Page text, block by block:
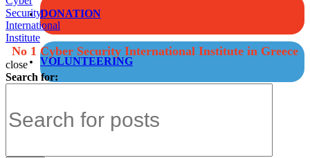
DONATION
VOLUNTEERING
No 1 Cyber Security International Institute in Greece
close
Search for: